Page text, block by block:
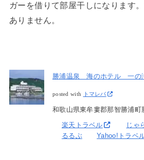
ガーを借りて部屋干しになります
ありません。
勝浦温泉 海のホテル 一の
posted with トマレバ
和歌山県東牟婁郡那智勝浦町
楽天トラベル じゃ
るるぶ
Yahoo!トラベ